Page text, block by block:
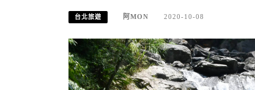
台北旅遊 阿MON 2020-10-08